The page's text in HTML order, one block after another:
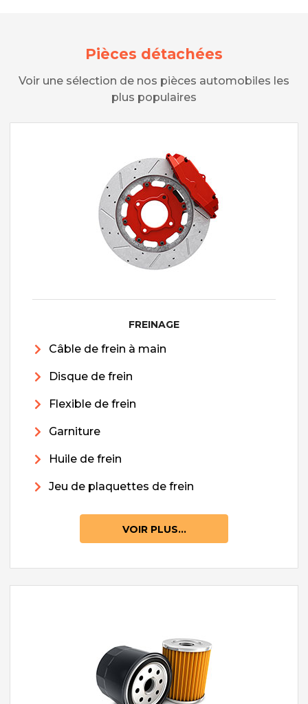
Pièces détachées
Voir une sélection de nos pièces automobiles les
plus populaires
FREINAGE
Câble de frein à main
Disque de frein
Flexible de frein
Garniture
Huile de frein
Jeu de plaquettes de frein
VOIR PLUS...